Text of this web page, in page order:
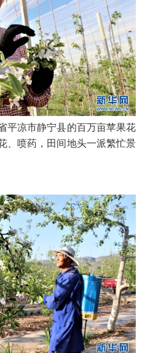
平凉市静宁县的百万亩苹果花
、喷药，田间地头一派繁忙景